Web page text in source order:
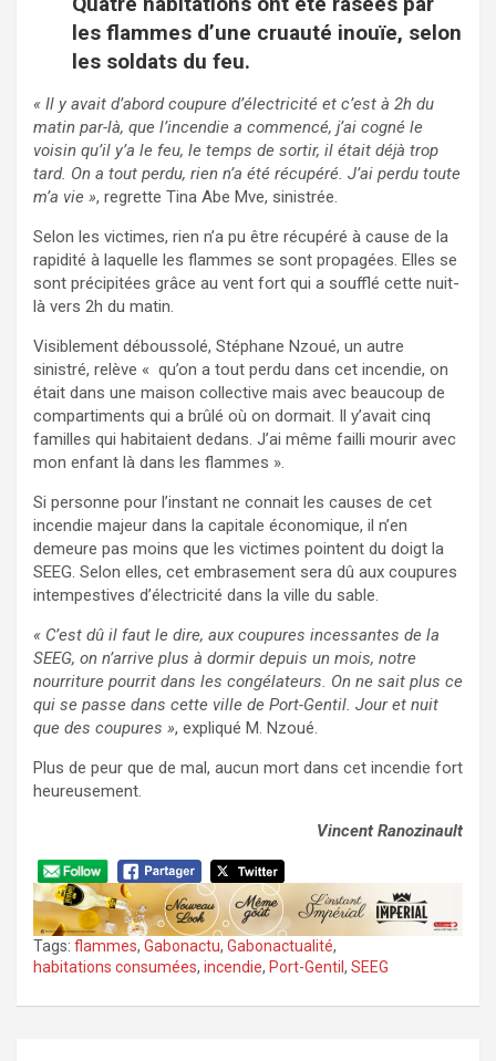
les flammes d’une cruauté inouïe, selon
les soldats du feu.
« Il y avait d’abord coupure d’électricité et c’est à 2h du
matin par-là, que l’incendie a commencé, j’ai cogné le
voisin qu’il y’a le feu, le temps de sortir, il était déjà trop
tard. On a tout perdu, rien n’a été récupéré. J’ai perdu toute
m’a vie », regrette Tina Abe Mve, sinistrée.
Selon les victimes, rien n’a pu être récupéré à cause de la
rapidité à laquelle les flammes se sont propagées. Elles se
sont précipitées grâce au vent fort qui a soufflé cette nuit-
là vers 2h du matin.
Visiblement déboussolé, Stéphane Nzoué, un autre
sinistré, relève « qu’on a tout perdu dans cet incendie, on
était dans une maison collective mais avec beaucoup de
compartiments qui a brûlé où on dormait. Il y’avait cinq
familles qui habitaient dedans. J’ai même failli mourir avec
mon enfant là dans les flammes ».
Si personne pour l’instant ne connait les causes de cet
incendie majeur dans la capitale économique, il n’en
demeure pas moins que les victimes pointent du doigt la
SEEG. Selon elles, cet embrasement sera dû aux coupures
intempestives d’électricité dans la ville du sable.
« C’est dû il faut le dire, aux coupures incessantes de la
SEEG, on n’arrive plus à dormir depuis un mois, notre
nourriture pourrit dans les congélateurs. On ne sait plus ce
qui se passe dans cette ville de Port-Gentil. Jour et nuit
que des coupures », expliqué M. Nzoué.
Plus de peur que de mal, aucun mort dans cet incendie fort
heureusement.
Vincent Ranozinault
Tags: flammes, Gabonactu, Gabonactualité,
habitations consumées, incendie, Port-Gentil , SEEG